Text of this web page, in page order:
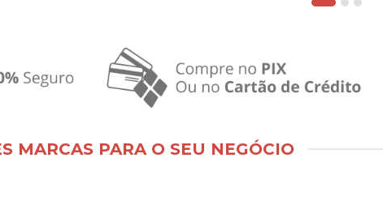
MARCAS PARA O SEU NEGÓCIO